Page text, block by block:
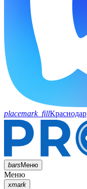
placemark_fillКраснодар
barsМеню
Меню
xmark